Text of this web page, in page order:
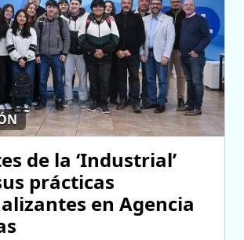
de la ‘Industrial’
prácticas
en Agencia